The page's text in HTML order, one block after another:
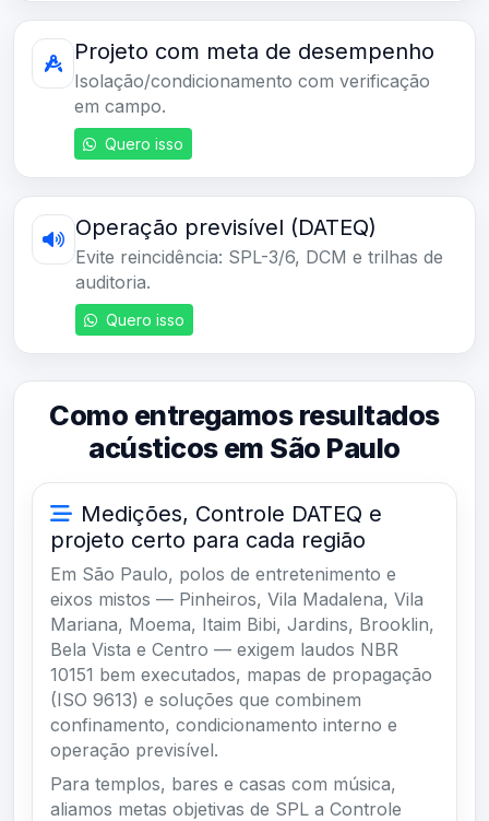
Projeto com meta de desempenho
Isolação/condicionamento com verificação
em campo.
Quero isso
Operação previsível (DATEQ)
Evite reincidência: SPL-3/6, DCM e trilhas de
auditoria.
Quero isso
Como entregamos resultados
acústicos em São Paulo
Medições, Controle DATEQ e
projeto certo para cada região
Em São Paulo, polos de entretenimento e
eixos mistos — Pinheiros, Vila Madalena, Vila
Mariana, Moema, Itaim Bibi, Jardins, Brooklin,
Bela Vista e Centro — exigem laudos NBR
10151 bem executados, mapas de propagação
(ISO 9613) e soluções que combinem
confinamento, condicionamento interno e
operação previsível.
Para templos, bares e casas com música,
aliamos metas objetivas de SPL a Controle